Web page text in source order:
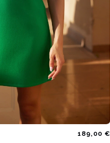
189,00 €